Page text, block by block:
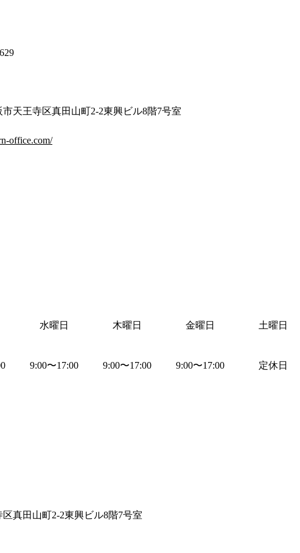
市天王寺区真田山町2-2東興ビル8階7号室
office.com/
水曜日 木曜日 金曜日 土曜日
9:00〜17:00 9:00〜17:00 9:00〜17:00 定休日
真田山町2-2東興ビル8階7号室